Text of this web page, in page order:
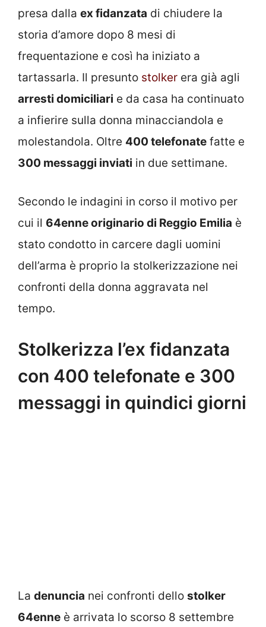
presa dalla ex fidanzata di chiudere la
storia d’amore dopo 8 mesi di
frequentazione e così ha iniziato a
tartassarla. Il presunto stolker era già agli
arresti domiciliari e da casa ha continuato
a infierire sulla donna minacciandola e
molestandola. Oltre 400 telefonate fatte e
300 messaggi inviati in due settimane.
Secondo le indagini in corso il motivo per
cui il 64enne originario di Reggio Emilia è
stato condotto in carcere dagli uomini
dell’arma è proprio la stolkerizzazione nei
confronti della donna aggravata nel
tempo.
Stolkerizza l’ex fidanzata
con 400 telefonate e 300
messaggi in quindici giorni
La denuncia nei confronti dello stolker
64enne è arrivata lo scorso 8 settembre